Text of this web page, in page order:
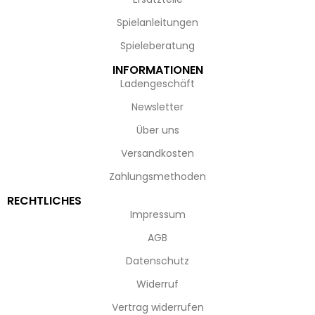
Spielanleitungen
Spieleberatung
INFORMATIONEN
Ladengeschäft
Newsletter
Über uns
Versandkosten
Zahlungsmethoden
RECHTLICHES
Impressum
AGB
Datenschutz
Widerruf
Vertrag widerrufen